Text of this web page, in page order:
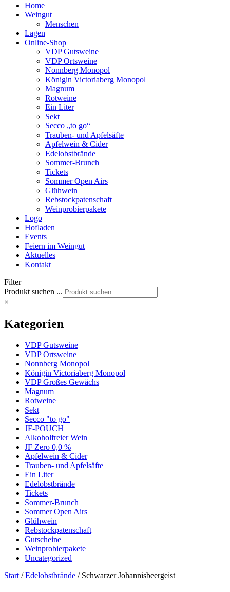
Home
Weingut
Menschen
Lagen
Online-Shop
VDP Gutsweine
VDP Ortsweine
Nonnberg Monopol
Königin Victoriaberg Monopol
Magnum
Rotweine
Ein Liter
Sekt
Secco „to go“
Trauben- und Apfelsäfte
Apfelwein & Cider
Edelobstbrände
Sommer-Brunch
Tickets
Sommer Open Airs
Glühwein
Rebstockpatenschaft
Weinprobierpakete
Logo
Hofladen
Events
Feiern im Weingut
Aktuelles
Kontakt
Filter
Produkt suchen ...
×
Kategorien
VDP Gutsweine
VDP Ortsweine
Nonnberg Monopol
Königin Victoriaberg Monopol
VDP Großes Gewächs
Magnum
Rotweine
Sekt
Secco "to go"
JF-POUCH
Alkoholfreier Wein
JF Zero 0,0 %
Apfelwein & Cider
Trauben- und Apfelsäfte
Ein Liter
Edelobstbrände
Tickets
Sommer-Brunch
Sommer Open Airs
Glühwein
Rebstockpatenschaft
Gutscheine
Weinprobierpakete
Uncategorized
Start/Edelobstbrände / Schwarzer Johannisbeergeist